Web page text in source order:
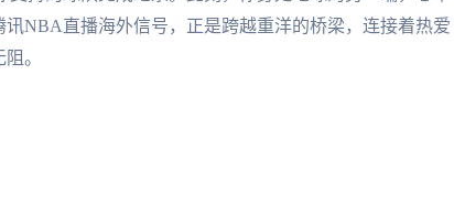
NBA直播海外信号，正是跨越重洋的桥梁，连接着热爱
。